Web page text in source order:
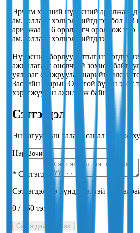
Эрчим хүчний нүүрсний арилжаанд
ам.долларт хэлцэл хийгдсэн бол 1/3
арилжаанд 6 оролцогч оролцож үнэ
ам.долларт хэлцэл хийгдлээ.
Нүүрсний борлуулалтыг
ажиллагааг оновчтой зохион
уялдааг сайжруулах нарийвчилсан
Засгийн газрын Онцгой бүрэн эрхт
хэрэгжүүлэн ажиллаж байна.
Сэтгэгдэл
Энэ агуулгын талаар санал бодлоо
Нэр
* Сэтгэгдэл
Сэтгэгдэлдээ хүндэтгэлтэй
0 /350 тэмдэгт
Сэтгэгдэл үлдээх